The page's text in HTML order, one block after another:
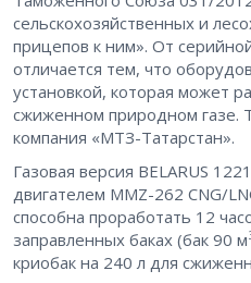
сельскохозяйственных и
прицепов к ним». От
отличается тем, что
установкой, которая может
сжиженном природном газе.
компания «МТЗ-Татарстан».
Газовая версия BELARUS
двигателем ММZ-262 CNG/
способна проработать 12
заправленных баках (бак 90 м
криобак на 240 л для